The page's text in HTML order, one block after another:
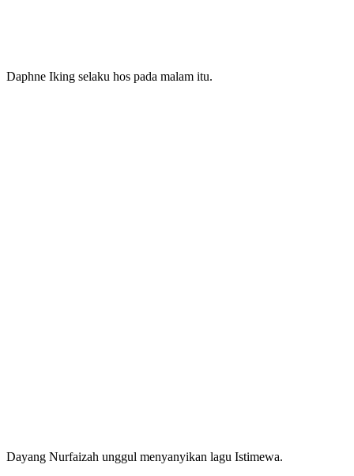
Daphne Iking selaku hos pada malam itu.
Dayang Nurfaizah unggul menyanyikan lagu Istimewa.